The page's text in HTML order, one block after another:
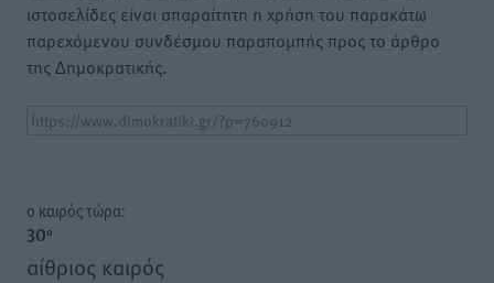
ιστοσελίδες είναι απαραίτητη η χρήση του παρακάτω
παρεχόμενου συνδέσμου παραπομπής προς το άρθρο
της Δημοκρατικής.
o καιρός τώρα:
30°
αίθριος καιρός